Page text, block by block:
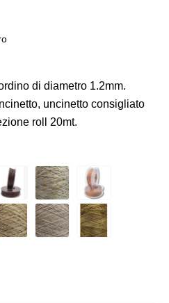
di diametro 1.2mm.
uncinetto consigliato
roll 20mt.